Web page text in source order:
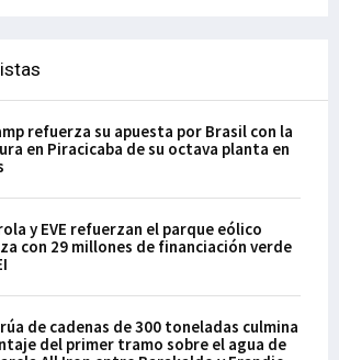
refuerza su apuesta por Brasil con la
en Piracicaba de su octava planta en
y EVE refuerzan el parque eólico
con 29 millones de financiación verde
de cadenas de 300 toneladas culmina
del primer tramo sobre el agua de